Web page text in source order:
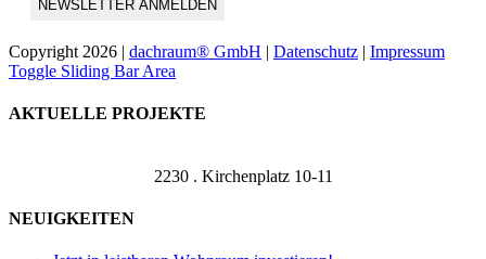
Copyright 2026 | dachraum® GmbH | Datenschutz | Impressum
Toggle Sliding Bar Area
AKTUELLE PROJEKTE
2230 . Kirchenplatz 10-11
NEUIGKEITEN